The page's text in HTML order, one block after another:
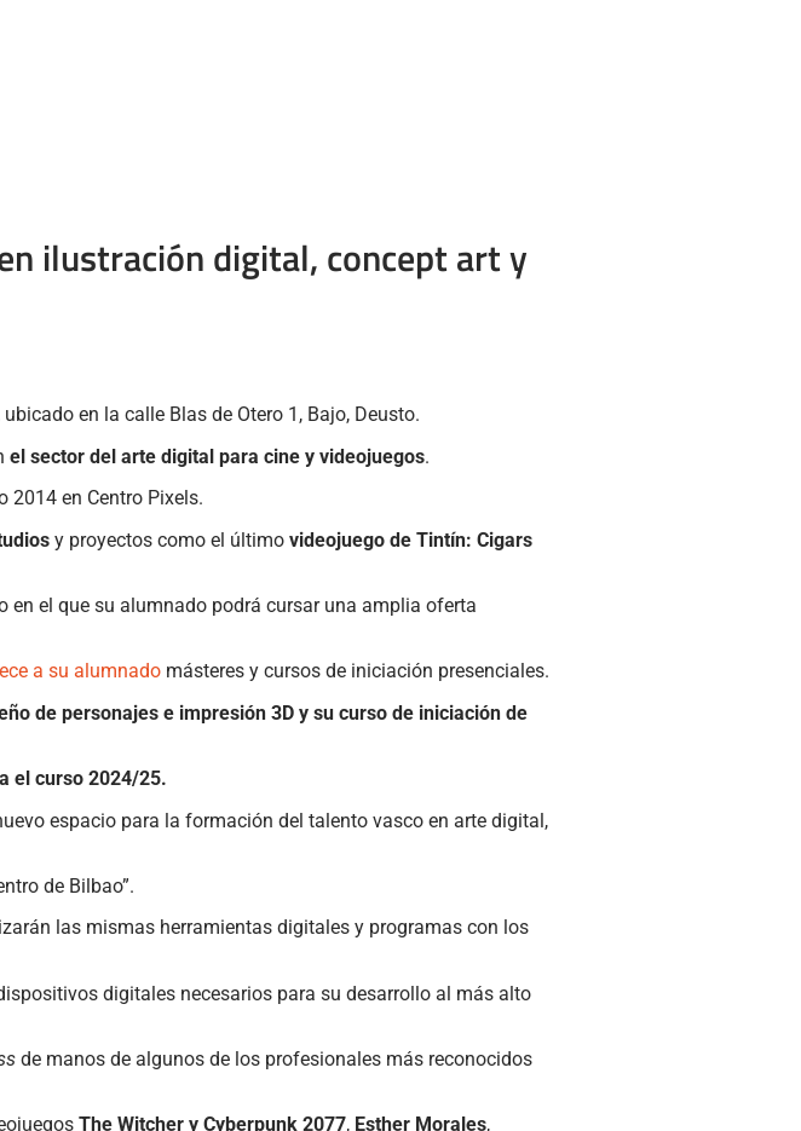
ilustración digital, concept art y
ubicado en la calle Blas de Otero 1, Bajo, Deusto.
el sector del arte digital para cine y videojuegos.
2014 en Centro Pixels.
y proyectos como el último videojuego de Tintín: Cigars
en el que su alumnado podrá cursar una amplia oferta
a su alumnado másteres y cursos de iniciación presenciales.
de personajes e impresión 3D y su curso de iniciación de
el curso 2024/25.
espacio para la formación del talento vasco en arte digital,
de Bilbao”.
las mismas herramientas digitales y programas con los
digitales necesarios para su desarrollo al más alto
de manos de algunos de los profesionales más reconocidos
The Witcher y Cyberpunk 2077, Esther Morales,